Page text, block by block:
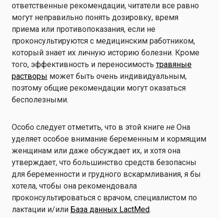
ответственные рекомендации, читатели все равно
могут неправильно понять дозировку, время
приема или противопоказания, если не
проконсультируются с медицинским работником,
который знает их личную историю болезни. Кроме
того, эффективность и переносимостьтравяные
растворы может быть очень индивидуальным,
поэтому общие рекомендации могут оказаться
бесполезными.
Особо следует отметить, что в этой книге не Она
уделяет особое внимание беременным и кормящим
женщинам или даже обсуждает их, и хотя она
утверждает, что большинство средств безопасны
для беременности и грудного вскармливания, я бы
хотела, чтобы она рекомендовала
проконсультироваться с врачом, специалистом по
лактации и/или База данных LactMed.